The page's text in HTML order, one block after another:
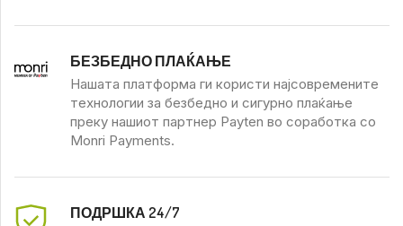
БЕЗБЕДНО ПЛАЌАЊЕ
Нашата платформа ги користи најсовремените
технологии за безбедно и сигурно плаќање
преку нашиот партнер Payten во соработка со
Monri Payments.
ПОДРШКА 24/7